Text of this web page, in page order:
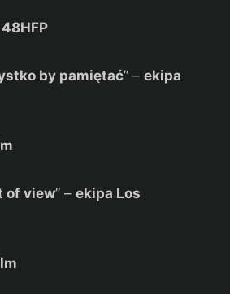
by pamiętać” – ekipa
of view” – ekipa Los